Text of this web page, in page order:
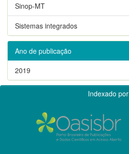
Sinop-MT
Sistemas integrados
Ano de publicação
2019
Indexado por